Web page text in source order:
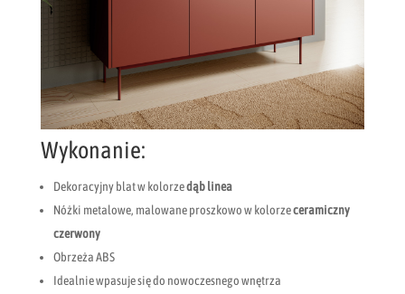
Wykonanie:
Dekoracyjny blat w kolorzedąb linea
Nóżki metalowe, malowane proszkowo w kolorzeceramiczny
czerwony
Obrzeża ABS
Idealnie wpasuje się do nowoczesnego wnętrza